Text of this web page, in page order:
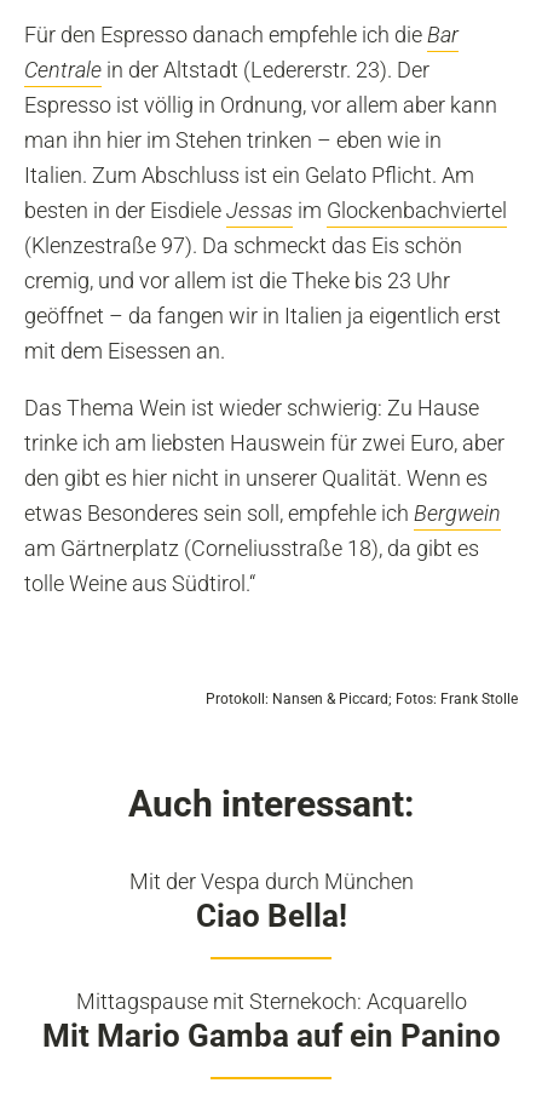
Für den Espresso danach empfehle ich dieBar
Centrale in der Altstadt (Ledererstr. 23). Der
Espresso ist völlig in Ordnung, vor allem aber kann
man ihn hier im Stehen trinken – eben wie in
Italien. Zum Abschluss ist ein Gelato Pflicht. Am
besten in der EisdieleJessas im Glockenbachviertel
(Klenzestraße 97). Da schmeckt das Eis schön
cremig, und vor allem ist die Theke bis 23 Uhr
geöffnet – da fangen wir in Italien ja eigentlich erst
mit dem Eisessen an.
Das Thema Wein ist wieder schwierig: Zu Hause
trinke ich am liebsten Hauswein für zwei Euro, aber
den gibt es hier nicht in unserer Qualität. Wenn es
etwas Besonderes sein soll, empfehle ich Bergwein
am Gärtnerplatz (Corneliusstraße 18), da gibt es
tolle Weine aus Südtirol.“
Protokoll: Nansen & Piccard; Fotos: Frank Stolle
Auch interessant:
Mit der Vespa durch München
Ciao Bella!
Mittagspause mit Sternekoch: Acquarello
Mit Mario Gamba auf ein Panino